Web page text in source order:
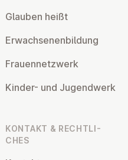
Glauben heißt
Er­wach­se­nen­bil­dung
Frau­en­netz­werk
Kinder- und Ju­gend­werk
KONTAKT & RECHT­LI­
CHES